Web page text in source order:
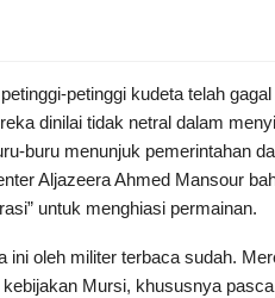
petinggi kudeta telah
dinilai tidak netral dalam
buru menunjuk pemerintahan
Aljazeera Ahmed Mansour
untuk menghiasi permainan.
oleh militer terbaca sudah.
Mursi, khususnya